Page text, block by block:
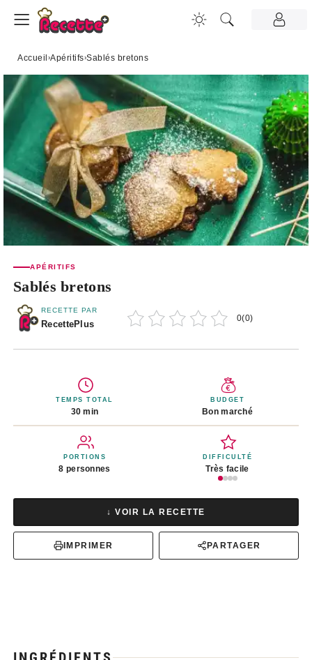
Accueil ›Apéritifs›Sablés bretons
APÉRITIFS
Sablés bretons
RECETTE PAR
RecettePlus
0(0)
TEMPS TOTAL
30 min
BUDGET
Bon marché
PORTIONS
8 personnes
DIFFICULTÉ
Très facile
↓ VOIR LA RECETTE
IMPRIMER PARTAGER